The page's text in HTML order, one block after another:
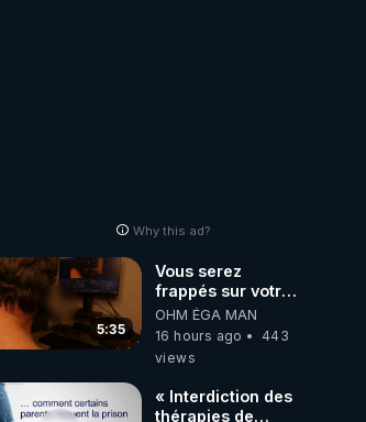
Why this ad?
5:35
Vous serez
frappés sur votre
sol européens par
la faute des
dirigeants qui
le nez
OHM ÉGA MAN
16 hours ago
443
views
« Interdiction des
thérapies de